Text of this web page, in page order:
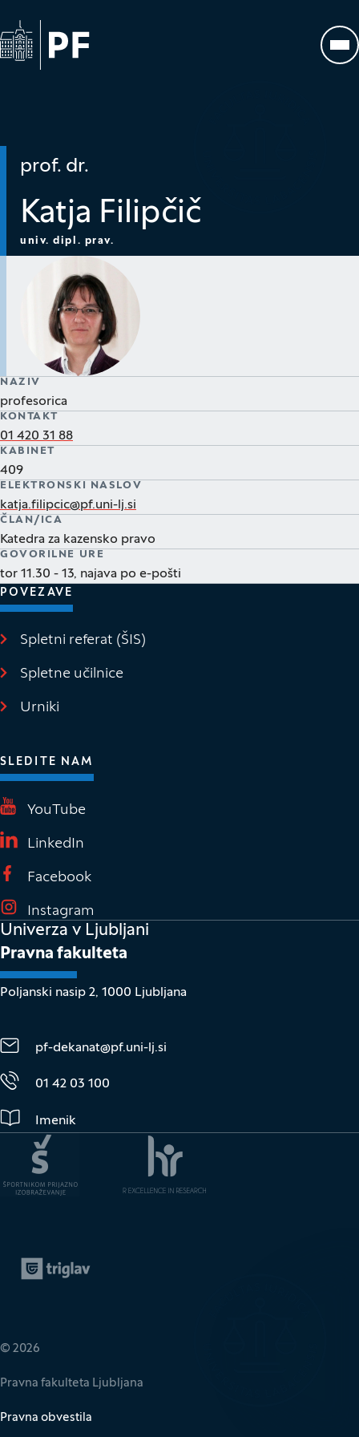
Na začetno stran
prof. dr.
Katja Filipčič
univ. dipl. prav.
NAZIV
profesorica
KONTAKT
01 420 31 88
KABINET
409
ELEKTRONSKI NASLOV
katja.filipcic@pf.uni-lj.si
ČLAN/ICA
Katedra za kazensko pravo
GOVORILNE URE
tor 11.30 - 13, najava po e-pošti
POVEZAVE
Spletni referat (ŠIS)
Spletne učilnice
Urniki
SLEDITE NAM
YouTube
LinkedIn
Facebook
Instagram
Univerza v Ljubljani
Pravna fakulteta
Poljanski nasip 2, 1000 Ljubljana
pf-dekanat@pf.uni-lj.si
01 42 03 100
Imenik
© 2026
Pravna fakulteta Ljubljana
Pravna obvestila